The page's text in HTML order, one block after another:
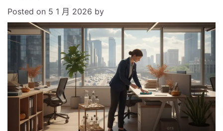
Posted on 5 1 月 2026 by